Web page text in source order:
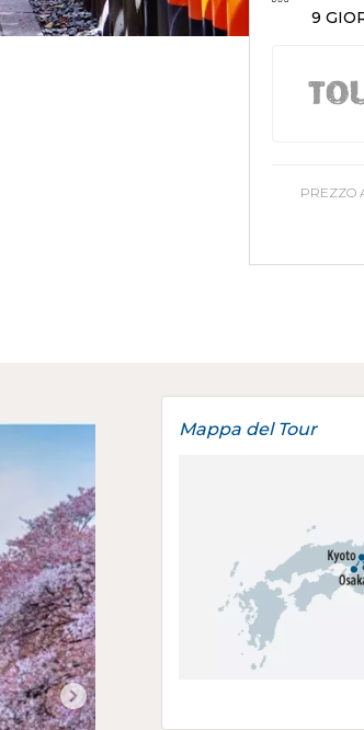
9
PREZZO
Mappa del Tour